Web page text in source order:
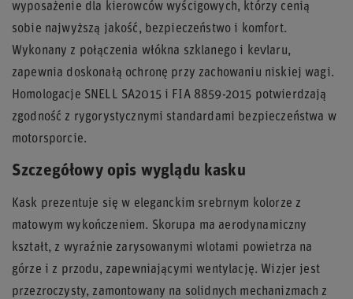
wyposażenie dla kierowców wyścigowych, którzy cenią
sobie najwyższą jakość, bezpieczeństwo i komfort.
Wykonany z połączenia włókna szklanego i kevlaru,
zapewnia doskonałą ochronę przy zachowaniu niskiej wagi.
Homologacje SNELL SA2015 i FIA 8859-2015 potwierdzają
zgodność z rygorystycznymi standardami bezpieczeństwa w
motorsporcie.
Szczegółowy opis wyglądu kasku
Kask prezentuje się w eleganckim srebrnym kolorze z
matowym wykończeniem. Skorupa ma aerodynamiczny
kształt, z wyraźnie zarysowanymi wlotami powietrza na
górze i z przodu, zapewniającymi wentylację. Wizjer jest
przezroczysty, zamontowany na solidnych mechanizmach z